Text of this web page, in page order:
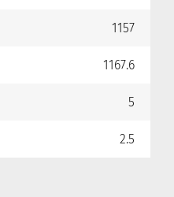
1157
1167.6
5
2.5